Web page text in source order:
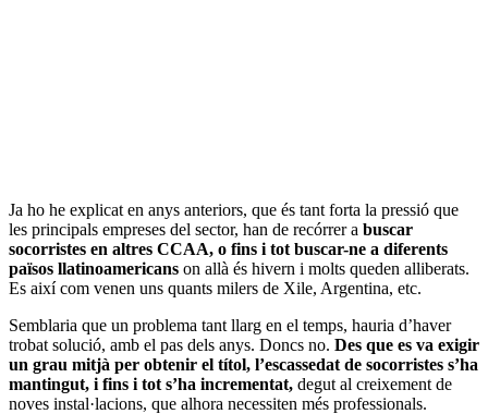
Ja ho he explicat en anys anteriors, que és tant forta la pressió que
les principals empreses del sector, han de recórrer a buscar
socorristes en altres CCAA, o fins i tot buscar-ne a diferents
països llatinoamericans on allà és hivern i molts queden alliberats.
Es així com venen uns quants milers de Xile, Argentina, etc.
Semblaria que un problema tant llarg en el temps, hauria d’haver
trobat solució, amb el pas dels anys. Doncs no. Des que es va exigir
un grau mitjà per obtenir el títol, l’escassedat de socorristes s’ha
mantingut, i fins i tot s’ha incrementat, degut al creixement de
noves instal·lacions, que alhora necessiten més professionals.